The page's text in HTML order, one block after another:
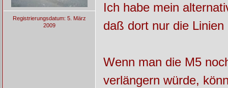
Registrierungsdatum: 5. März
2009
Ich habe mein
daß dort nur die
Wenn man die M5
verlängern würde,